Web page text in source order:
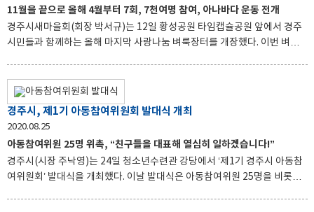
또한 신청 접수는 대학생(일반) 신청 시 접수기간 내 경주시장학회 홈페이지
에 온라인으로
11월을 끝으로 올해 4월부터 7회, 7천여명 참여, 아나바다 운동 전개
경주시새마을회(회장 박서규)는 12일 황성공원 타임캡슐공원 앞에서 경주
시민들과 함께하는 올해 마지막 사랑나눔 벼룩장터를 개장했다. 이번 벼룩
대행사가 열려 많은 시민들의 인기를 얻으며 성황리에 마무리 됐다. 경주 사
랑나눔 벼룩장터는 단순히 중고물품을 사고파는 일회성 장터가 아닌 부모와
자녀가 함께 손때 묻은 물건을 팔면서 자연스레 자원의 소중함과 경제 체험
다. 이날 행사도 의류, 도서문구류, 식품 등 다양한 종류의 물건들이 활발하
게 거래됐다. 올해 벼룩장터는 8월달을 제외
경주시, 제1기 아동참여위원회 발대식 개최
2020.08.25
아동참여위원 25명 위촉, “친구들을 대표해 열심히 일하겠습니다!”
경주시(시장 주낙영)는 24일 청소년수련관 강당에서 ‘제1기 경주시 아동참
여위원회’ 발대식을 개최했다. 이날 발대식은 아동참여위원 25명을 비롯해